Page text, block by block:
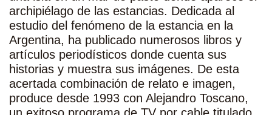
archipiélago de las estancias. Dedicada al
estudio del fenómeno de la estancia en la
Argentina, ha publicado numerosos libros y
artículos periodísticos donde cuenta sus
historias y muestra sus imágenes. De esta
acertada combinación de relato e imagen,
produce desde 1993 con Alejandro Toscano,